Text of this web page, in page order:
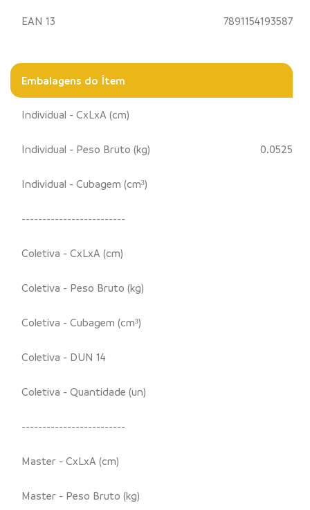
EAN 13 7891154193587
Embalagens do Ítem
Individual - CxLxA (cm)
Individual - Peso Bruto (kg) 0.0525
Individual - Cubagem (cm³)
-------------------------
Coletiva - CxLxA (cm)
Coletiva - Peso Bruto (kg)
Coletiva - Cubagem (cm³)
Coletiva - DUN 14
Coletiva - Quantidade (un)
-------------------------
Master - CxLxA (cm)
Master - Peso Bruto (kg)